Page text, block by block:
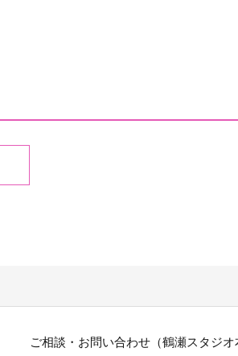
ご相談・お問い合わせ（鶴瀬スタジオ